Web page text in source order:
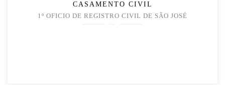
CASAMENTO CIVIL
1º OFICIO DE REGISTRO CIVIL DE SÃO JOSÉ